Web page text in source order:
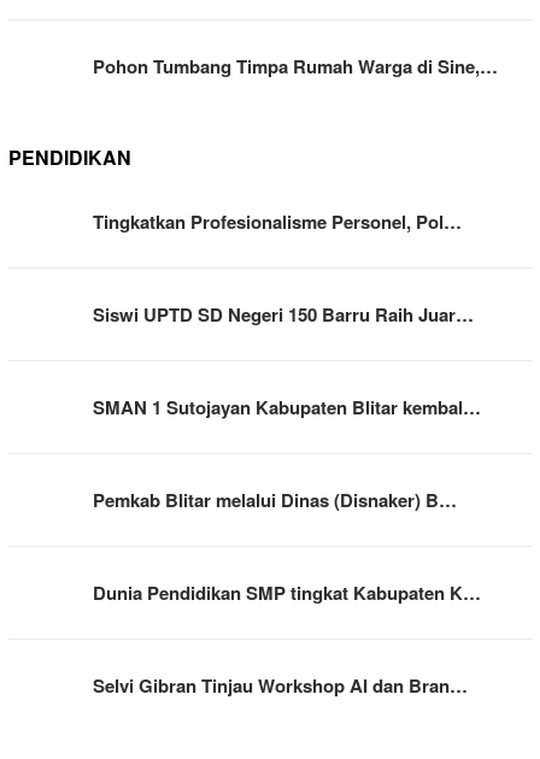
Pohon Tumbang Timpa Rumah Warga di Sine,…
PENDIDIKAN
Tingkatkan Profesionalisme Personel, Pol…
Siswi UPTD SD Negeri 150 Barru Raih Juar…
SMAN 1 Sutojayan Kabupaten Blitar kembal…
Pemkab Blitar melalui Dinas (Disnaker) B…
Dunia Pendidikan SMP tingkat Kabupaten K…
Selvi Gibran Tinjau Workshop AI dan Bran…